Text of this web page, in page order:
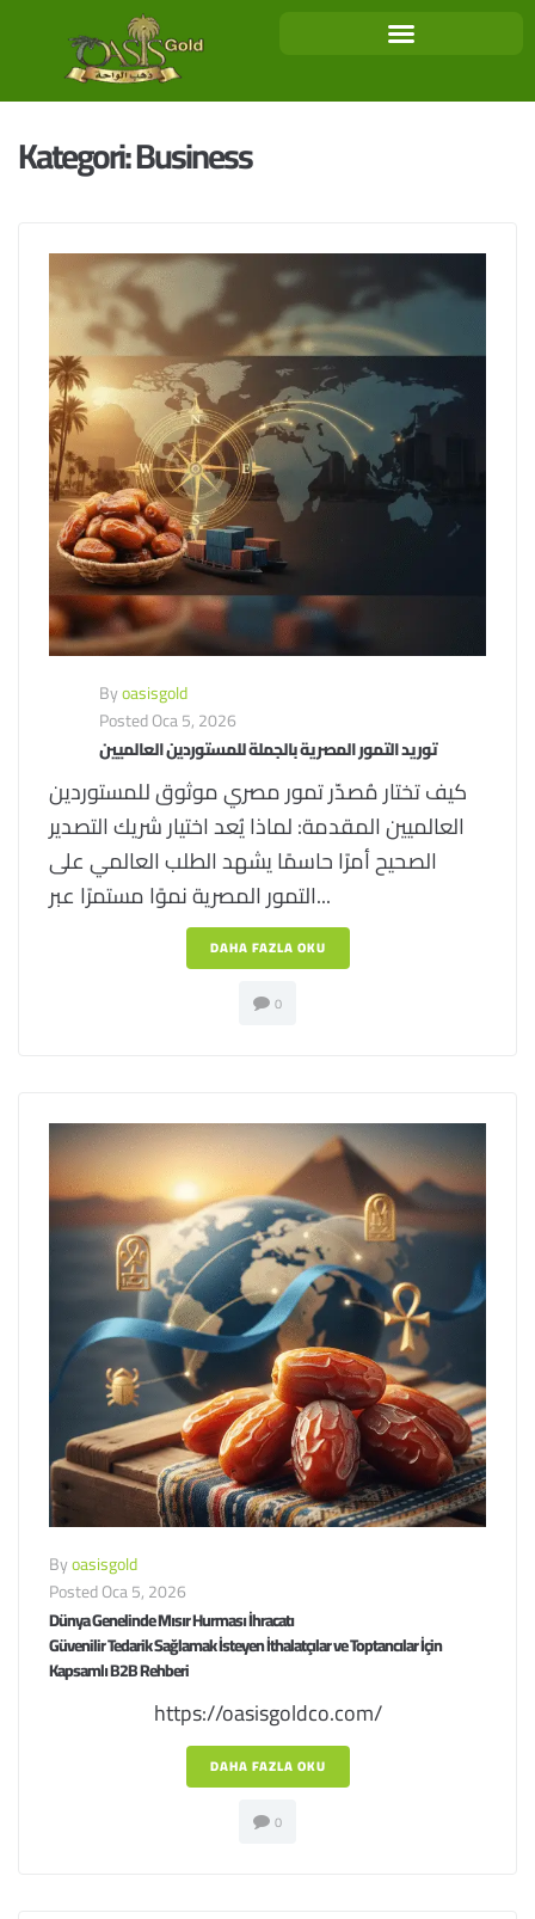
Kategori:Business
Byoasisgold
PostedOca 5, 2026
توريد التمور المصرية بالجملة للمستوردين العالميين
كيف تختار مُصدّر تمور مصري موثوق للمستوردين
العالميين المقدمة: لماذا يُعد اختيار شريك التصدير
الصحيح أمرًا حاسمًا يشهد الطلب العالمي على
التمور المصرية نموًا مستمرًا عبر...
DAHA FAZLA OKU
0
Byoasisgold
PostedOca 5, 2026
Dünya Genelinde Mısır Hurması İhracatı
Güvenilir Tedarik Sağlamak İsteyen İthalatçılar ve Toptancılar İçin
Kapsamlı B2B Rehberi
https://oasisgoldco.com/
DAHA FAZLA OKU
0